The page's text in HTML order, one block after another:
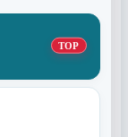
TOP